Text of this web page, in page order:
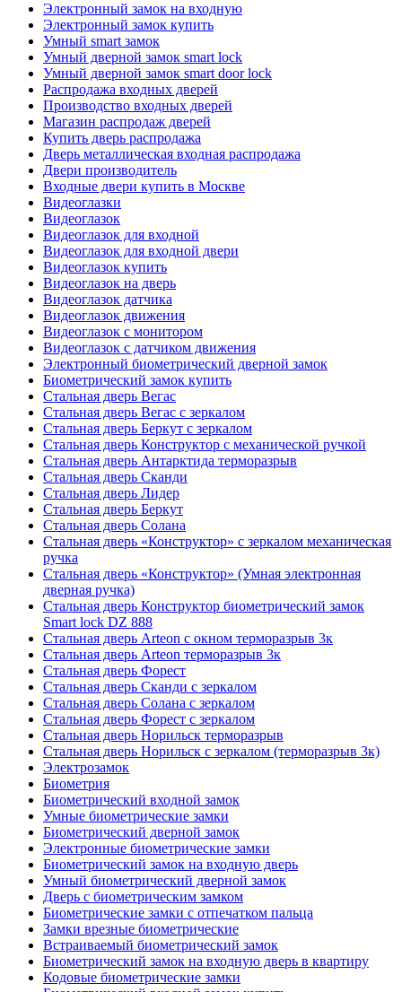
Электронный замок на входную
Электронный замок купить
Умный smart замок
Умный дверной замок smart lock
Умный дверной замок smart door lock
Распродажа входных дверей
Производство входных дверей
Магазин распродаж дверей
Купить дверь распродажа
Дверь металлическая входная распродажа
Двери производитель
Входные двери купить в Москве
Видеоглазки
Видеоглазок
Видеоглазок для входной
Видеоглазок для входной двери
Видеоглазок купить
Видеоглазок на дверь
Видеоглазок датчика
Видеоглазок движения
Видеоглазок с монитором
Видеоглазок с датчиком движения
Электронный биометрический дверной замок
Биометрический замок купить
Стальная дверь Вегас
Стальная дверь Вегас с зеркалом
Стальная дверь Беркут с зеркалом
Стальная дверь Конструктор с механической ручкой
Стальная дверь Антарктида терморазрыв
Стальная дверь Сканди
Стальная дверь Лидер
Стальная дверь Беркут
Стальная дверь Солана
Стальная дверь «Конструктор» с зеркалом механическая
ручка
Стальная дверь «Конструктор» (Умная электронная
дверная ручка)
Стальная дверь Конструктор биометрический замок
Smart lock DZ 888
Стальная дверь Arteon с окном терморазрыв 3к
Стальная дверь Arteon терморазрыв 3к
Стальная дверь Форест
Стальная дверь Сканди с зеркалом
Стальная дверь Солана с зеркалом
Стальная дверь Форест с зеркалом
Стальная дверь Норильск терморазрыв
Стальная дверь Норильск с зеркалом (терморазрыв 3к)
Электрозамок
Биометрия
Биометрический входной замок
Умные биометрические замки
Биометрический дверной замок
Электронные биометрические замки
Биометрический замок на входную дверь
Умный биометрический дверной замок
Дверь с биометрическим замком
Биометрические замки с отпечатком пальца
Замки врезные биометрические
Встраиваемый биометрический замок
Биометрический замок на входную дверь в квартиру
Кодовые биометрические замки